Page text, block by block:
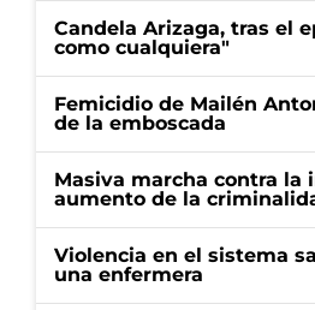
Candela Arizaga, tras el
como cualquiera"
Femicidio de Mailén
de la emboscada
Masiva marcha contra la
aumento de la
Violencia en el sistema
una enfermera